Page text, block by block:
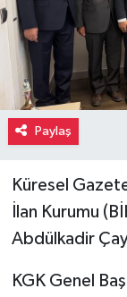
Paylaş
Küresel
İlan Kurumu
Abdülkadir
KGK Genel